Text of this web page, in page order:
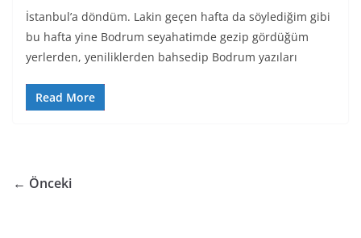
İstanbul’a döndüm. Lakin geçen hafta da söylediğim gibi
bu hafta yine Bodrum seyahatimde gezip gördüğüm
yerlerden, yeniliklerden bahsedip Bodrum yazıları
Read More
← Önceki